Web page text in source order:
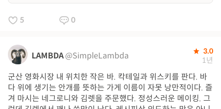
5 0
LAMBDA@SimpleLambda 3.0
1년
군산 영화시장 내 위치한 작은 바. 칵테일과 위스키를 판다. 바
다 위에 생기는 안개를 뜻하는 가게 이름이 자못 낭만적이다. 즐
겨 마시는 네그로니와 김렛을 주문했다. 정성스러운 메이킹. 그